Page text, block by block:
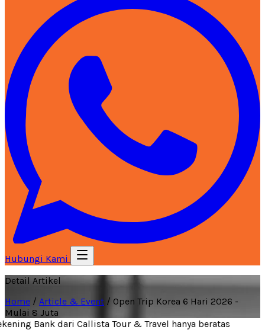
Hubungi Kami
Detail Artikel
Home / Article & Event / Open Trip Korea 6 Hari 2026 -
Mulai 8 Juta
Bank dari Callista Tour & Travel hanya beratas